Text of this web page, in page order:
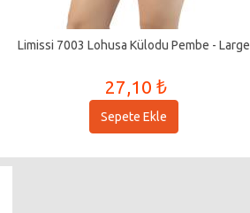
Limissi 7003 Lohusa Külodu Pembe - Large
27,10 ₺
Sepete Ekle